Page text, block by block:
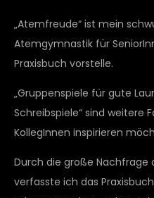
„Atemfreude“ ist mein
Atemgymnastik für
Praxisbuch vorstelle.
„Gruppenspiele für gute
Schreibspiele“ sind weitere
KollegInnen inspirieren
Durch die große Nachfrage
verfasste ich das